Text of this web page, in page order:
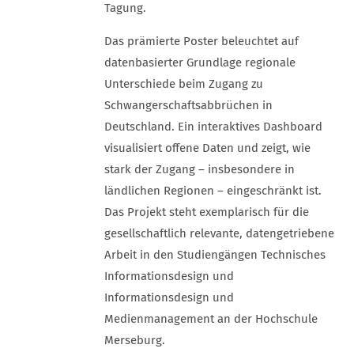
Tagung.
Das prämierte Poster beleuchtet auf
datenbasierter Grundlage regionale
Unterschiede beim Zugang zu
Schwangerschaftsabbrüchen in
Deutschland. Ein interaktives Dashboard
visualisiert offene Daten und zeigt, wie
stark der Zugang – insbesondere in
ländlichen Regionen – eingeschränkt ist.
Das Projekt steht exemplarisch für die
gesellschaftlich relevante, datengetriebene
Arbeit in den Studiengängen Technisches
Informationsdesign und
Informationsdesign und
Medienmanagement an der Hochschule
Merseburg.